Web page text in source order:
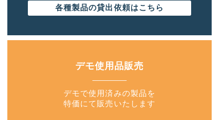
各種製品の貸出依頼はこちら
デモ使用品販売
デモで使用済みの製品を
特価にて販売いたします